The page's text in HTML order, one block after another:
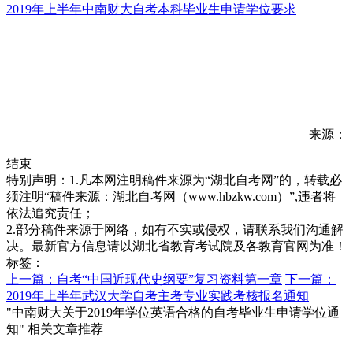
2019年上半年中南财大自考本科毕业生申请学位要求
来源：
结束
特别声明：1.凡本网注明稿件来源为“湖北自考网”的，转载必
须注明“稿件来源：湖北自考网（www.hbzkw.com）”,违者将
依法追究责任；
2.部分稿件来源于网络，如有不实或侵权，请联系我们沟通解
决。最新官方信息请以湖北省教育考试院及各教育官网为准！
标签：
上一篇：自考“中国近现代史纲要”复习资料第一章 下一篇：
2019年上半年武汉大学自考主考专业实践考核报名通知
"中南财大关于2019年学位英语合格的自考毕业生申请学位通
知" 相关文章推荐